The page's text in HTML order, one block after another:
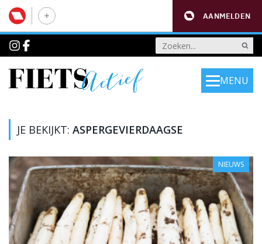
AANMELDEN
MENU
JE BEKIJKT: ASPERGEVIERDAAGSE
NIEUWS